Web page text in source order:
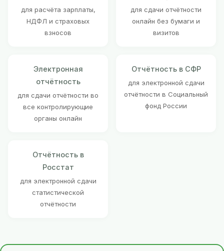
для расчёта зарплаты,
НДФЛ и страховых
взносов
для сдачи отчётности
онлайн без бумаги и
визитов
Электронная
отчётность
для сдачи отчётности во
все контролирующие
органы онлайн
Отчётность в СФР
для электронной сдачи
отчётности в Социальный
фонд России
Отчётность в
Росстат
для электронной сдачи
статистической
отчётности